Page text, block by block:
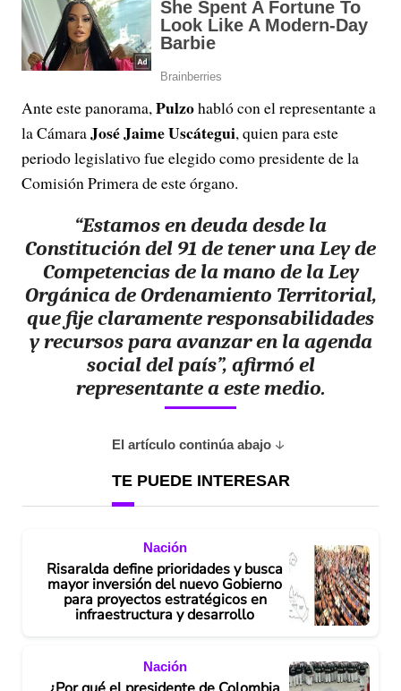
Ante este panorama, Pulzohabló con el representante a
la CámaraJosé Jaime Uscátegui, quien para este
periodo legislativo fue elegido como presidente de la
Comisión Primera de este órgano.
“Estamos en deuda desde la
Constitución del 91 de tener una Ley de
Competencias de la mano de la Ley
Orgánica de Ordenamiento Territorial,
que fije claramente responsabilidades
y recursos para avanzar en la agenda
social del país”, afirmó el
representante a este medio.
El artículo continúa abajo
TE PUEDE INTERESAR
Nación
Risaralda define prioridades y busca
mayor inversión del nuevo Gobierno
para proyectos estratégicos en
infraestructura y desarrollo
Nación